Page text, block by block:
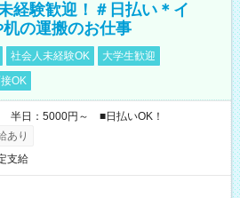
経験歓迎！＃日払い＊イ
の運搬のお仕事
社会人未経験OK
大学生歓迎
OK
半日：5000円～ ■日払いOK！
あり
支給